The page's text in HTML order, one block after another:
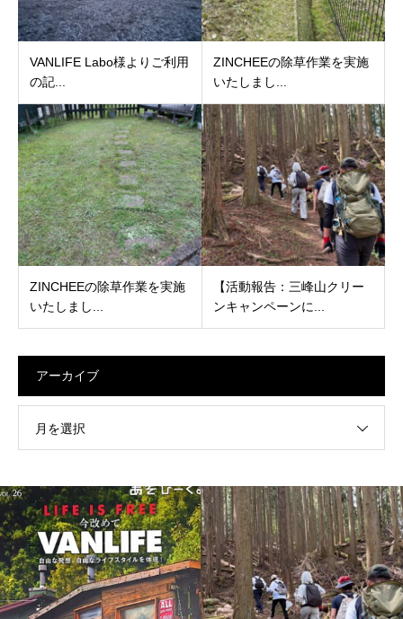
VANLIFE Labo様よりご利用
の記...
ZINCHEEの除草作業を実施
いたしまし...
ZINCHEEの除草作業を実施
いたしまし...
【活動報告：三峰山クリー
ンキャンペーンに...
アーカイブ
月を選択